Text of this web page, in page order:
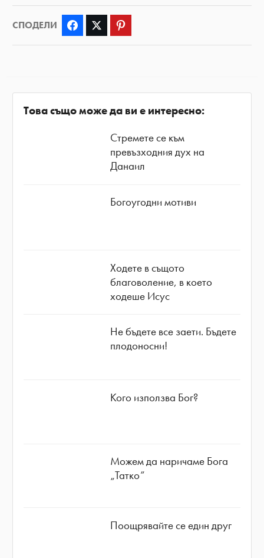
СПОДЕЛИ Facebook Twitter
Това също може да ви е интересно:
Стремете се към
превъзходния дух на
Данаил
Богоугодни мотиви
Ходете в същото
благоволение, в което
ходеше Исус
Не бъдете все заети. Бъдете
плодоносни!
Кого използва Бог?
Можем да наричаме Бога
„Татко”
Поощрявайте се един друг